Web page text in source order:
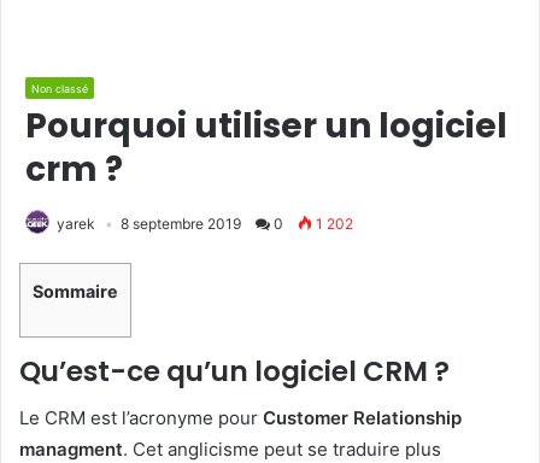
Non classé
Pourquoi utiliser un logiciel
crm ?
yarek 8 septembre 2019 0 1 202
Sommaire
Qu’est-ce qu’un logiciel CRM ?
Le CRM est l’acronyme pour Customer Relationship
managment. Cet anglicisme peut se traduire plus